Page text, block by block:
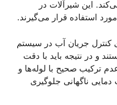
این شیرآلات در
استفاده قرار می‌گیرند.
کنترل جریان آب در سیستم
و در نتیجه باید با دقت
ترکیب صحیح با لوله‌ها و
دمایی ناگهانی جلوگیری